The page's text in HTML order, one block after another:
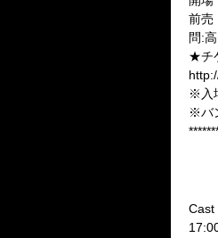
前売
問:
★チ
※入
※バ
Cast